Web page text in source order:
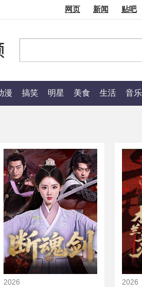
网页 新闻 贴吧
漫 搞笑 明星 美食 生活 音乐
2026 2026